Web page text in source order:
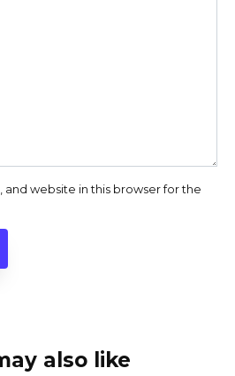
and website in this browser for the
also like